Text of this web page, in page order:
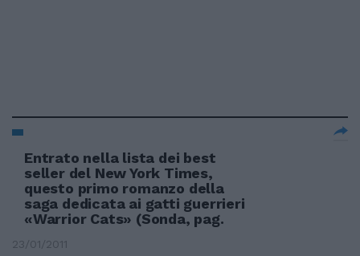
Entrato nella lista dei best
seller del New York Times,
questo primo romanzo della
saga dedicata ai gatti guerrieri
«Warrior Cats» (Sonda, pag.
23/01/2011